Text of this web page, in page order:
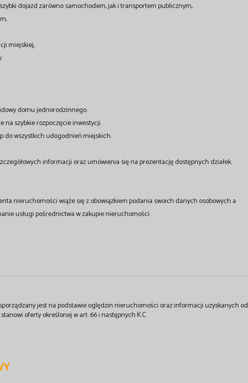
dojazd zarówno samochodem, jak i transportem publicznym,
miejskiej,
domu jednorodzinnego.
szybkie rozpoczęcie inwestycji.
do wszystkich udogodnień miejskich.
informacji oraz umówienia się na prezentację dostępnych działek.
nieruchomości wiąże się z obowiązkiem podania swoich danych osobowych a
usługi pośrednictwa w zakupie nieruchomości.
jest na podstawie oględzin nieruchomości oraz informacji uzyskanych od
oferty określonej w art. 66 i następnych K.C.